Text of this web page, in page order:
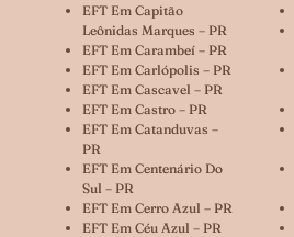
EFT Em Capitão
Leônidas Marques – PR
EFT Em Carambeí – PR
EFT Em Carlópolis – PR
EFT Em Cascavel – PR
EFT Em Castro – PR
EFT Em Catanduvas –
PR
EFT Em Centenário Do
Sul – PR
EFT Em Cerro Azul – PR
EFT Em Céu Azul – PR